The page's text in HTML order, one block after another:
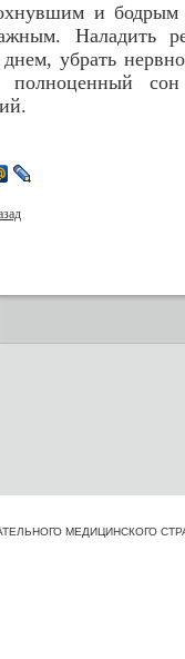
и бодрым
Наладить
днем, убрать
полноценный
МЕДИЦИНСКОГО